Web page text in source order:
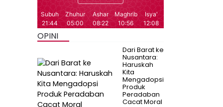
OPINI
Dari Barat ke
Nusantara:
Haruskah
Kita
Mengadopsi
Produk
Peradaban
Cacat Moral